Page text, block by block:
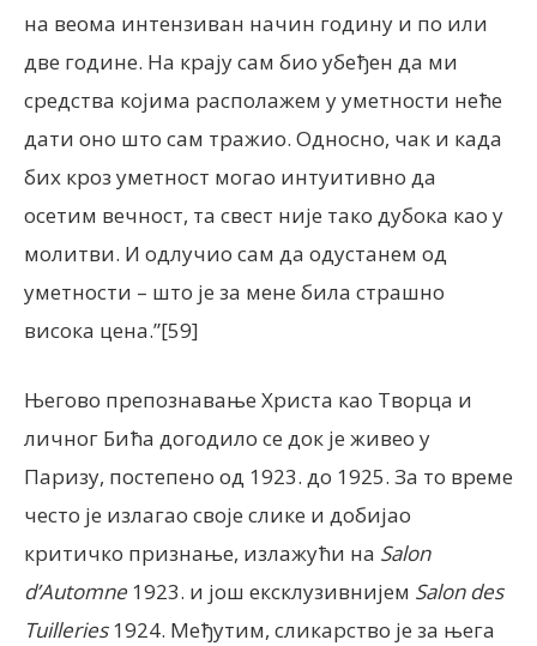
на веома интензиван начин годину и по или
две године. На крају сам био убеђен да ми
средства којима располажем у уметности неће
дати оно што сам тражио. Односно, чак и када
бих кроз уметност могао интуитивно да
осетим вечност, та свест није тако дубока као у
молитви. И одлучио сам да одустанем од
уметности – што је за мене била страшно
висока цена.”[59]
Његово препознавање Христа као Творца и
личног Бића догодило се док је живео у
Паризу, постепено од 1923. до 1925. За то време
често је излагао своје слике и добијао
критичко признање, излажући на Salon
d’Automne 1923. и још ексклузивнијем Salon des
Tuilleries1924. Међутим, сликарство је за њега